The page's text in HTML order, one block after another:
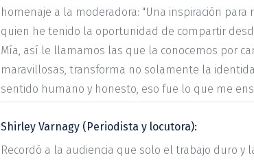
homenaje a la moderadora: "Una inspiración para
quien he tenido la oportunidad de compartir
Mía, así le llamamos las que la conocemos por
maravillosas, transforma no solamente la
sentido humano y honesto, eso fue lo que me
Shirley Varnagy (Periodista y locutora):
Recordó a la audiencia que solo el trabajo duro y